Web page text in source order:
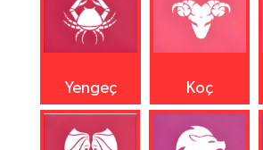
Yengeç Koç